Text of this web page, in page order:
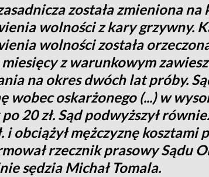
została zmieniona na
wolności z kary grzywny.
wolności została
miesięcy z warunkowym
na okres dwóch lat próby.
wobec oskarżonego (...) w
20 zł. Sąd podwyższył
i obciążył mężczyznę kosztami
rzecznik prasowy Sądu
sędzia Michał Tomala.